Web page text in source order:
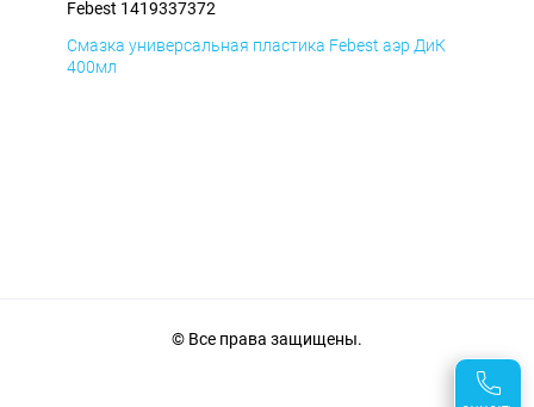
Febest 1419337372
Смазка универсальная пластика Febest аэр ДиК
400мл
© Все права защищены.